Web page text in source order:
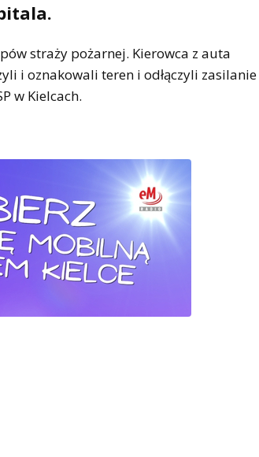
straży pożarnej. Kierowca z auta
i oznakowali teren i odłączyli zasilanie
w Kielcach.